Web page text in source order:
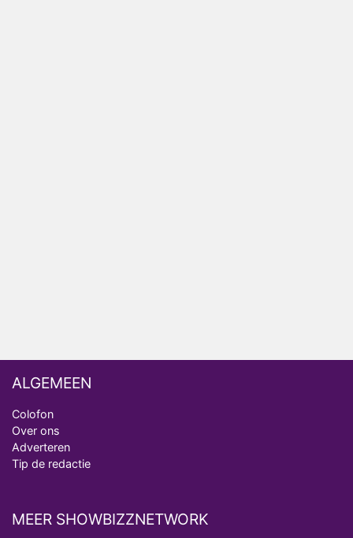
ALGEMEEN
Colofon
Over ons
Adverteren
Tip de redactie
MEER SHOWBIZZNETWORK